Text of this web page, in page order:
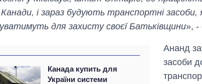
і зараз будують транспортні засоби,
для захисту своєї Батьківщини», -
Канада купить для
України системи
Ананд
засоби